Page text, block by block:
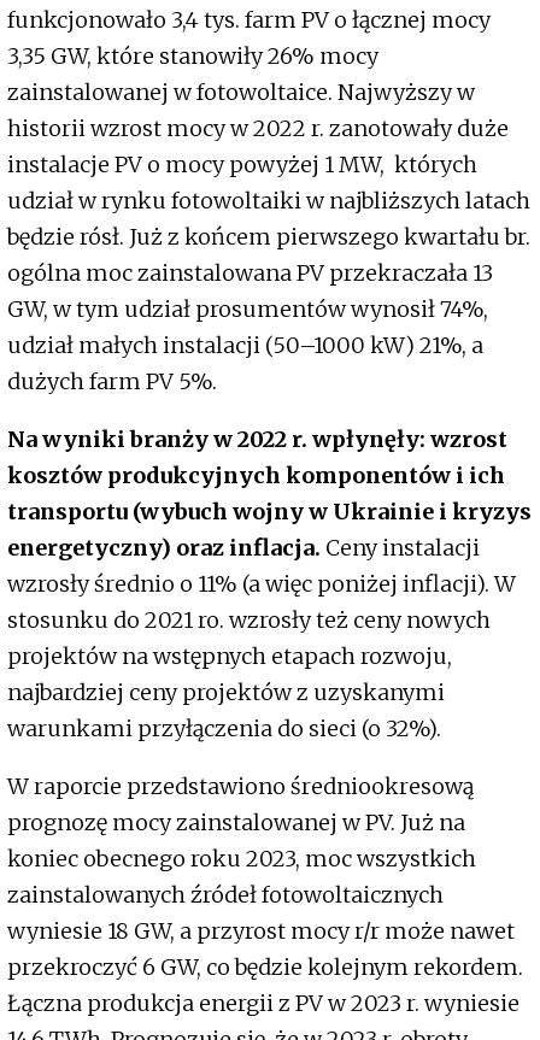
funkcjonowało 3,4 tys. farm PV o łącznej mocy
3,35 GW, które stanowiły 26% mocy
zainstalowanej w fotowoltaice. Najwyższy w
historii wzrost mocy w 2022 r. zanotowały duże
instalacje PV o mocy powyżej 1 MW, których
udział w rynku fotowoltaiki w najbliższych latach
będzie rósł. Już z końcem pierwszego kwartału br.
ogólna moc zainstalowana PV przekraczała 13
GW, w tym udział prosumentów wynosił 74%,
udział małych instalacji (50–1000 kW) 21%, a
dużych farm PV 5%.
Na wyniki branży w 2022 r. wpłynęły: wzrost
kosztów produkcyjnych komponentów i ich
transportu (wybuch wojny w Ukrainie i kryzys
energetyczny) oraz inflacja. Ceny instalacji
wzrosły średnio o 11% (a więc poniżej inflacji). W
stosunku do 2021 ro. wzrosły też ceny nowych
projektów na wstępnych etapach rozwoju,
najbardziej ceny projektów z uzyskanymi
warunkami przyłączenia do sieci (o 32%).
W raporcie przedstawiono średniookresową
prognozę mocy zainstalowanej w PV. Już na
koniec obecnego roku 2023, moc wszystkich
zainstalowanych źródeł fotowoltaicznych
wyniesie 18 GW, a przyrost mocy r/r może nawet
przekroczyć 6 GW, co będzie kolejnym rekordem.
Łączna produkcja energii z PV w 2023 r. wyniesie